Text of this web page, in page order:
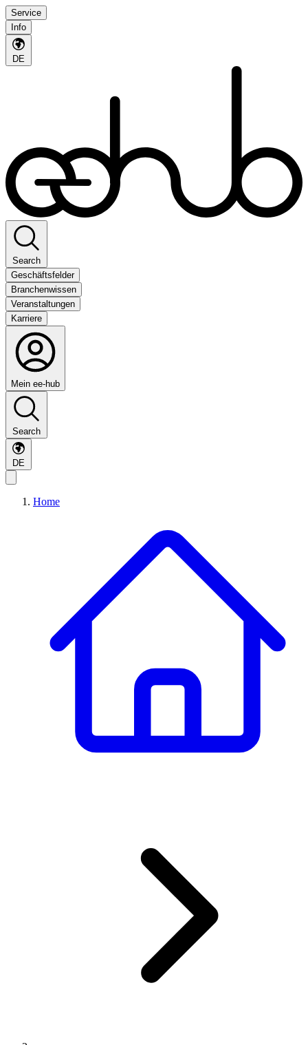
Service
Info
DE
Search
Geschäftsfelder
Branchenwissen
Veranstaltungen
Karriere
Mein ee-hub
Search
DE
Home